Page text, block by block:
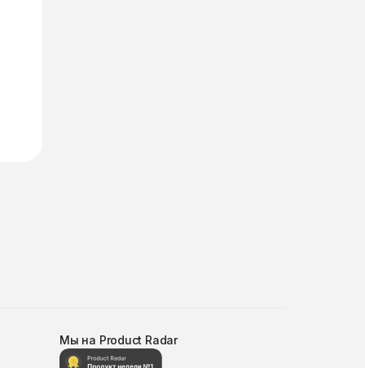
Мы на Product Radar